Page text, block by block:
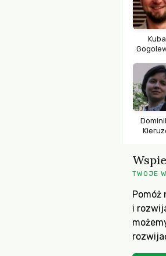
Kuba
TWOJE
i